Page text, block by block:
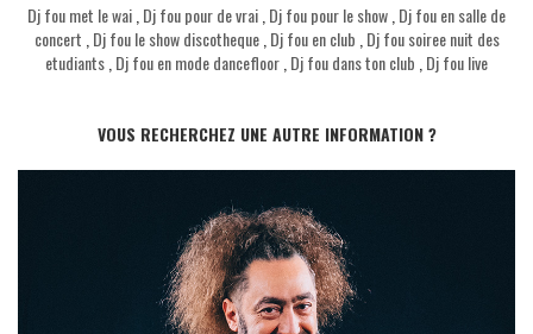
Dj fou met le wai Dj fou pour de vrai Dj fou pour le show Dj fou en salle de
concert Dj fou le show discotheque, Dj fou en club Dj fou soiree nuit des
etudiants Dj fou en mode dancefloor Dj fou dans ton club Dj fou live
VOUS RECHERCHEZ UNE AUTRE INFORMATION ?